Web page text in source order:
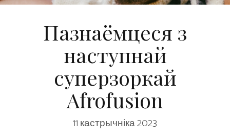
Пазнаёмцеся з
наступнай
суперзоркай
Afrofusion
11 кастрычніка 2023